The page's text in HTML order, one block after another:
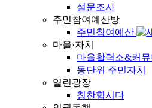
설문조사
주민참여예산방
주민참여예산
마을·자치
마을활력소&커
동단위 주민자치
열린광장
칭찬합시다